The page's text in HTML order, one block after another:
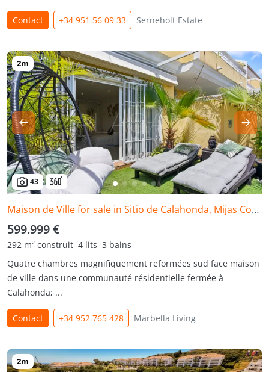
Contact +34 951 56 09 33 Serneholt Estate
43
Maison de Ville for sale in Sitio de Calahonda, Mijas Costa
599.999 €
292 m² construit 4 lits 3 bains
Quatre chambres magnifiquement reformées sud face maison
de ville dans une communauté résidentielle fermée à
Calahonda; ...
Contact +34 952 765 428 Marbella Living